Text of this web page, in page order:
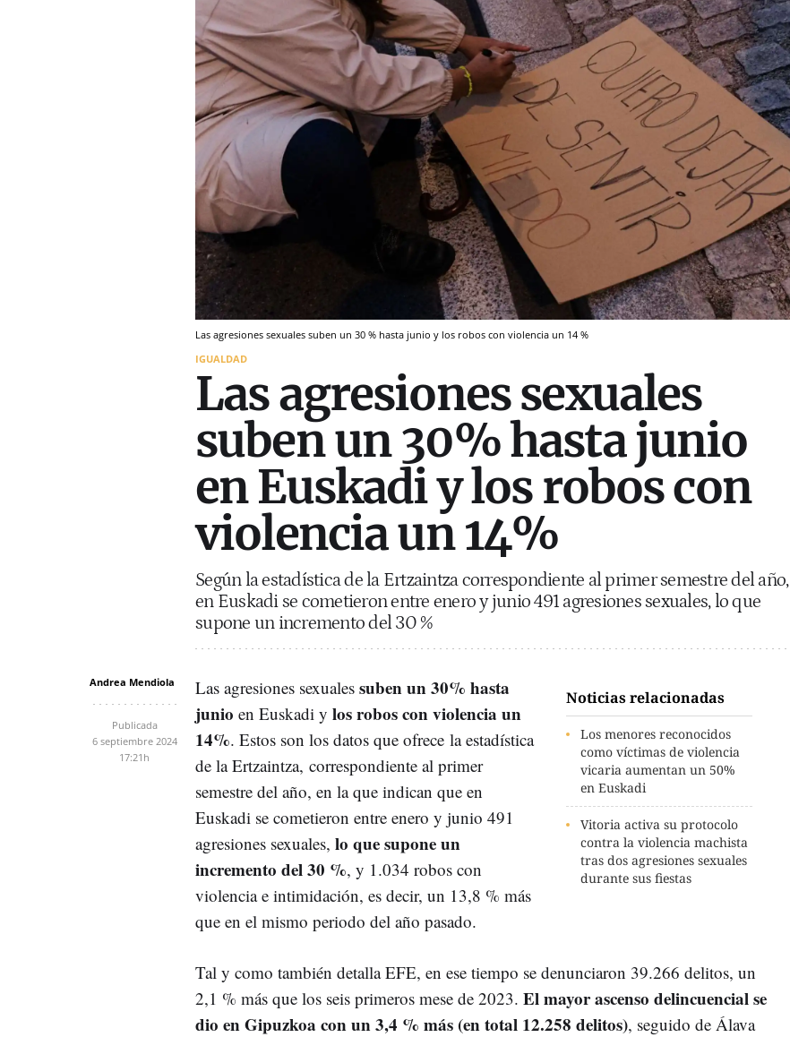
Las agresiones sexuales suben un 30 % hasta junio y los robos con violencia un 14 %
IGUALDAD
Las agresiones sexuales
suben un 30% hasta junio
en Euskadi y los robos con
violencia un 14%
Según la estadística de la Ertzaintza correspondiente al primer semestre del año,
en Euskadi se cometieron entre enero y junio 491 agresiones sexuales, lo que
supone un incremento del 30 %
Andrea Mendiola
Publicada
6 septiembre 2024
17:21h
Noticias relacionadas
Los menores reconocidos
como víctimas de violencia
vicaria aumentan un 50%
en Euskadi
Vitoria activa su protocolo
contra la violencia machista
tras dos agresiones sexuales
durante sus fiestas
Las agresiones sexuales suben un 30% hasta
junio en Euskadi y los robos con violencia un
14%. Estos son los datos que ofrece la estadística
de la Ertzaintza, correspondiente al primer
semestre del año, en la que indican que en
Euskadi se cometieron entre enero y junio 491
agresiones sexuales, lo que supone un
incremento del 30 %, y 1.034 robos con
violencia e intimidación, es decir, un 13,8 % más
que en el mismo periodo del año pasado.
Tal y como también detalla EFE, en ese tiempo se denunciaron 39.266 delitos, un
2,1 % más que los seis primeros mese de 2023. El mayor ascenso delincuencial se
dio en Gipuzkoa con un 3,4 % más (en total 12.258 delitos), seguido de Álava